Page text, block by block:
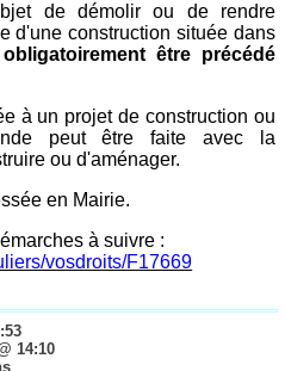
de démolir ou de rendre
d'une construction située dans
obligatoirement être précédé
à un projet de construction ou
peut être faite avec la
ou d'aménager.
en Mairie.
à suivre :
vosdroits/F17669
14:10